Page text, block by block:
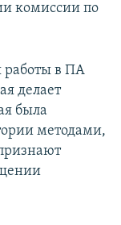
комиссии по
работы в ПА
делает
была
методами,